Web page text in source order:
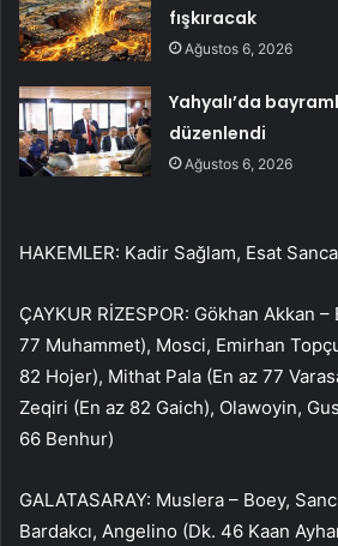
fışkıracak
Ağustos 6, 2026
Yahyalı’da
düzenlendi
Ağustos 6, 2026
HAKEMLER: Kadir Sağlam, Esat
ÇAYKUR RİZESPOR: Gökhan Akkan
77 Muhammet), Mosci, Emirhan
82 Hojer), Mithat Pala (En az 77
Zeqiri (En az 82 Gaich), Olawoyin,
66 Benhur)
GALATASARAY: Muslera – Boey,
Bardakcı, Angelino (Dk. 46 Kaan